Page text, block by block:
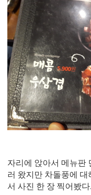
자리에 앉아서 메뉴판
러 왔지만 차돌풍에
서 사진 한 장 찍어봤다.